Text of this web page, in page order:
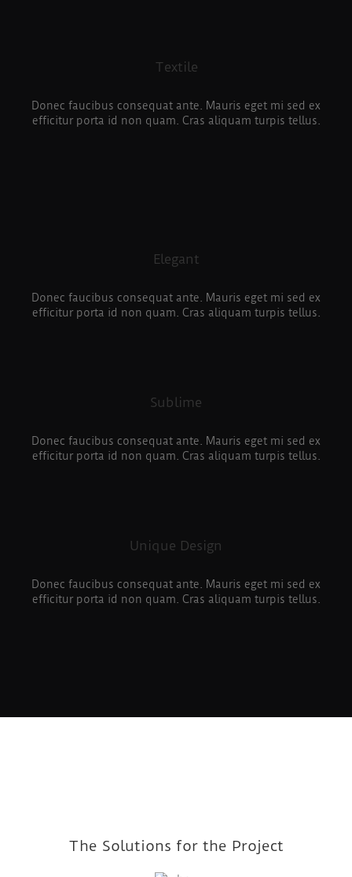
Textile
Donec faucibus consequat ante. Mauris eget mi sed ex
efficitur porta id non quam. Cras aliquam turpis tellus.
Elegant
Donec faucibus consequat ante. Mauris eget mi sed ex
efficitur porta id non quam. Cras aliquam turpis tellus.
Sublime
Donec faucibus consequat ante. Mauris eget mi sed ex
efficitur porta id non quam. Cras aliquam turpis tellus.
Unique Design
Donec faucibus consequat ante. Mauris eget mi sed ex
efficitur porta id non quam. Cras aliquam turpis tellus.
The Solutions for the Project